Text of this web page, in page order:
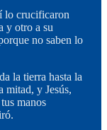
lo crucificaron
y otro a su
no saben lo
la tierra hasta la
mitad, y Jesús,
manos